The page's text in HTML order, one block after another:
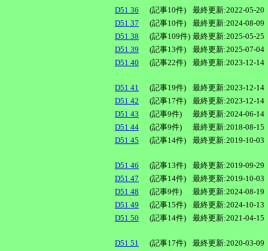
D51 36 (記事10件)
最終更新:2022-05-20
D51 37
(記事10件)
最終更新:2024-08-09
D51 38
(記事109件) 最終更新:2025-05-25
D51 39
(記事13件)
最終更新:2025-07-04
D51 40
(記事22件) 最終更新:2023-12-14
D51 41 (記事19件)
最終更新:2023-12-14
D51 42
(記事17件)
最終更新:2023-12-14
D51 43
(記事9件)
最終更新:2024-06-14
D51 44
(記事9件)
最終更新:2018-08-15
D51 45
(記事14件) 最終更新:2019-10-03
D51 46 (記事13件)
最終更新:2019-09-29
D51 47
(記事14件)
最終更新:2019-10-03
D51 48
(記事9件)
最終更新:2024-08-19
D51 49
(記事15件)
最終更新:2024-10-13
D51 50
(記事14件) 最終更新:2021-04-15
D51 51 (記事17件)
最終更新:2020-03-09